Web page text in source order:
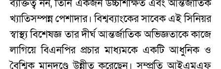
ব্যক্তিত্ব নন, তিনি একজন উচ্চশিক্ষিত এবং আন্তর্জাতিক
খ্যাতিসম্পন্ন পেশাদার। বিশ্বব্যাংকের সাবেক এই সিনিয়র
স্বাস্থ্য বিশেষজ্ঞ তার দীর্ঘ আন্তর্জাতিক অভিজ্ঞতাকে কাজে
লাগিয়ে বিএনপির প্রচার মাধ্যমকে একটি আধুনিক ও
বৈশ্বিক মানদণ্ডে উন্নীত করেছেন। সম্প্রতি আইএমএফ